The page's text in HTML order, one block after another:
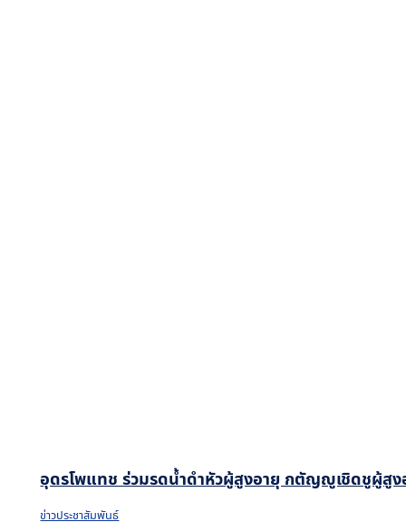
อุดรโพแทช ร่วมรดน้ำดำหัวผู้สูงอายุ กตัญญูเชิดชูผู้สูง
ข่าวประชาสัมพันธ์